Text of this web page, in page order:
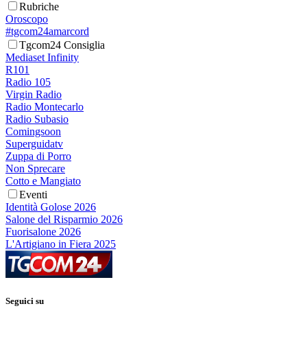
Rubriche
Oroscopo
#tgcom24amarcord
Tgcom24 Consiglia
Mediaset Infinity
R101
Radio 105
Virgin Radio
Radio Montecarlo
Radio Subasio
Comingsoon
Superguidatv
Zuppa di Porro
Non Sprecare
Cotto e Mangiato
Eventi
Identità Golose 2026
Salone del Risparmio 2026
Fuorisalone 2026
L'Artigiano in Fiera 2025
Seguici su